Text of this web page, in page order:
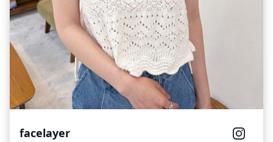
facelayer